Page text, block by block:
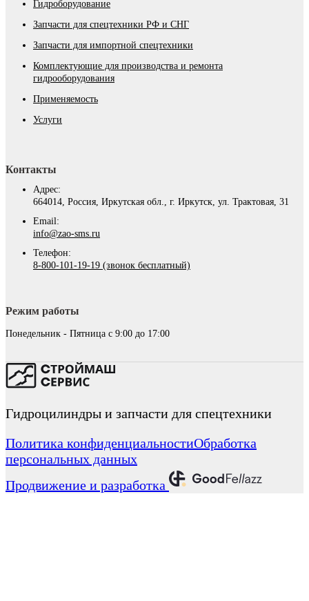
Гидроборудование
Запчасти для спецтехники РФ и СНГ
Запчасти для импортной спецтехники
Комплектующие для производства и ремонта
гидрооборудования
Применяемость
Услуги
Контакты
Адрес:
664014, Россия, Иркутская обл., г. Иркутск, ул. Трактовая, 31
Email:
info@zao-sms.ru
Телефон:
8-800-101-19-19 (звонок бесплатный)
Режим работы
Понедельник - Пятница с 9:00 до 17:00
Гидроцилиндры и запчасти для спецтехники
Политика конфиденциальностиОбработка
персональных данных
Продвижение и разработка